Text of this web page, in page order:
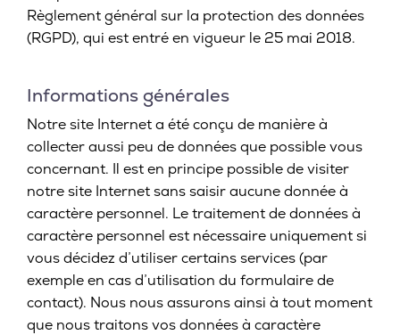
Règlement général sur la protection des données
(RGPD), qui est entré en vigueur le 25 mai 2018.
Informations générales
Notre site Internet a été conçu de manière à
collecter aussi peu de données que possible vous
concernant. Il est en principe possible de visiter
notre site Internet sans saisir aucune donnée à
caractère personnel. Le traitement de données à
caractère personnel est nécessaire uniquement si
vous décidez d’utiliser certains services (par
exemple en cas d’utilisation du formulaire de
contact). Nous nous assurons ainsi à tout moment
que nous traitons vos données à caractère